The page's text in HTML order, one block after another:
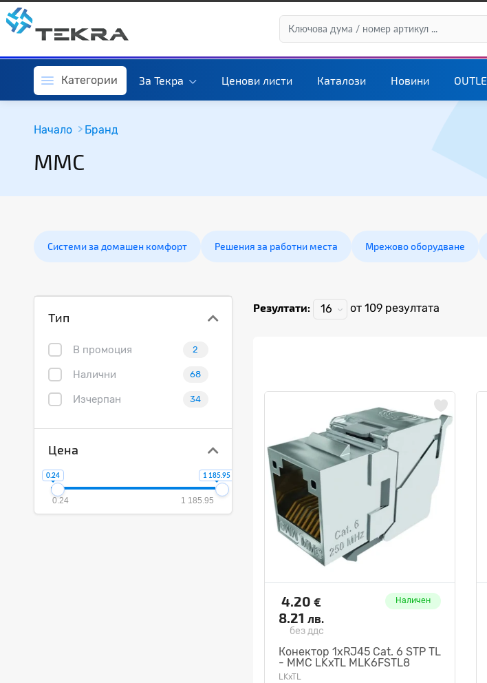
Категории За Текра Ценови листи Каталози Новини
Начало Бранд
MMC
Системи за домашен комфорт Решения за работни места Мрежово оборудване
Тип
В промоция 2
Налични 68
Изчерпан 34
Цена
0.24 1 185.95
0.24 1 185.95
Резултати: 16 от 109 резултата
4.20 €
8.21 лв.
без ддс
Наличен
Конектор 1xRJ45 Cat. 6 STP TL
- MMC LKxTL MLK6FSTL8
LKxTL